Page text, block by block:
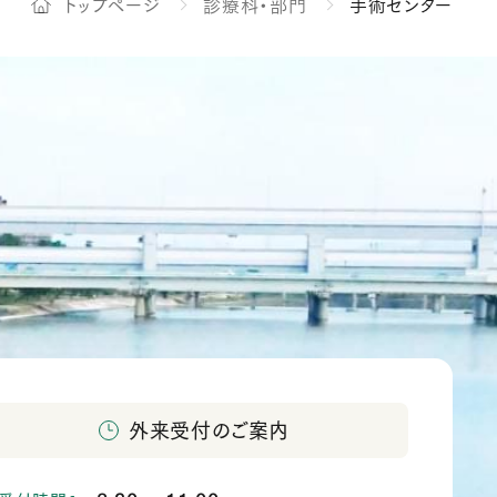
トップページ 診療科・部門 手術センター
外来受付のご案内